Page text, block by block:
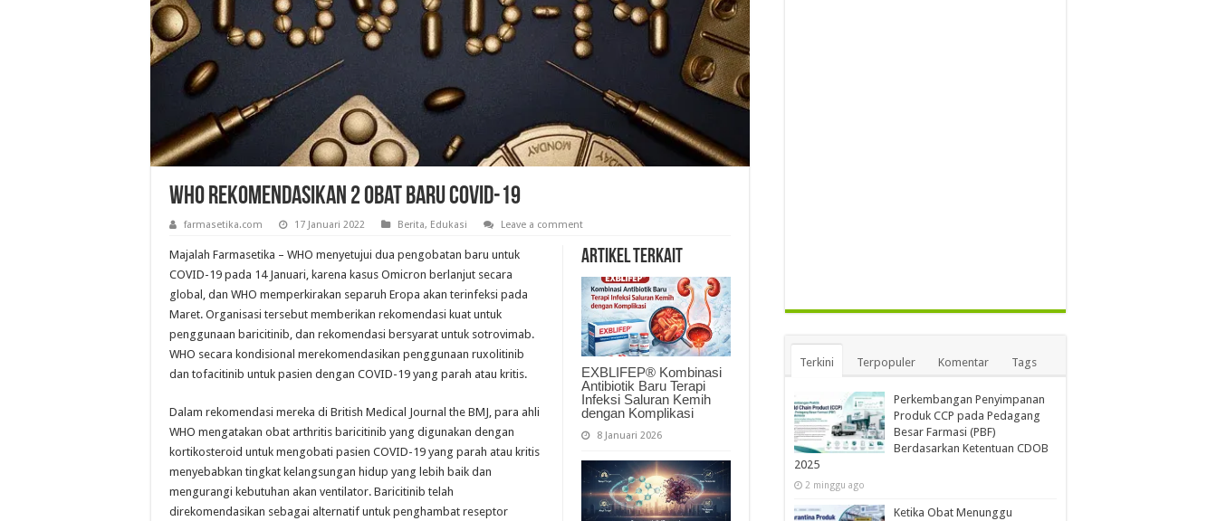
WHO Rekomendasikan 2 Obat Baru COVID-19
farmasetika.com 17 Januari 2022 Berita, Edukasi Leave a comment
Artikel Terkait
EXBLIFEP® Kombinasi
Antibiotik Baru Terapi
Infeksi Saluran Kemih
dengan Komplikasi
8 Januari 2026
Majalah Farmasetika – WHO menyetujui dua pengobatan baru untuk
COVID-19 pada 14 Januari, karena kasus Omicron berlanjut secara
global, dan WHO memperkirakan separuh Eropa akan terinfeksi pada
Maret. Organisasi tersebut memberikan rekomendasi kuat untuk
penggunaan baricitinib, dan rekomendasi bersyarat untuk sotrovimab.
WHO secara kondisional merekomendasikan penggunaan ruxolitinib
dan tofacitinib untuk pasien dengan COVID-19 yang parah atau kritis.
Dalam rekomendasi mereka di British Medical Journal the BMJ, para ahli
WHO mengatakan obat arthritis baricitinib yang digunakan dengan
kortikosteroid untuk mengobati pasien COVID-19 yang parah atau kritis
menyebabkan tingkat kelangsungan hidup yang lebih baik dan
mengurangi kebutuhan akan ventilator. Baricitinib telah
direkomendasikan sebagai alternatif untuk penghambat reseptor
Terkini Terpopuler Komentar Tags
Perkembangan Penyimpanan
Produk CCP pada Pedagang
Besar Farmasi (PBF)
Berdasarkan Ketentuan CDOB
2025
2 minggu ago
Ketika Obat Menunggu